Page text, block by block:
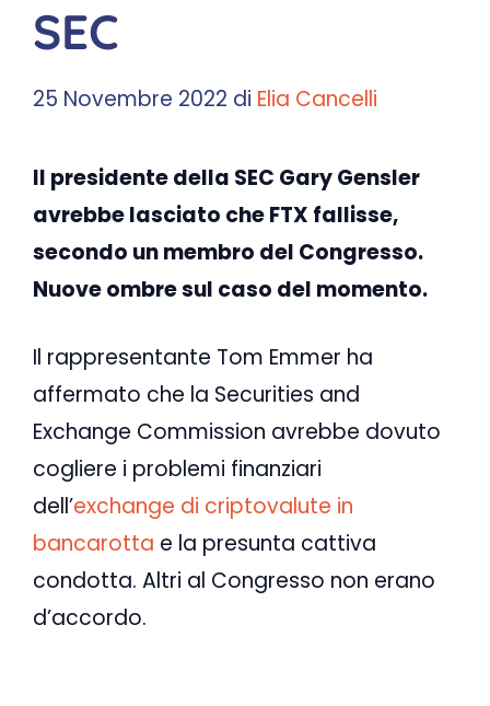
SEC
25 Novembre 2022 di Elia Cancelli
Il presidente della SEC Gary Gensler
avrebbe lasciato che FTX fallisse,
secondo un membro del Congresso.
Nuove ombre sul caso del momento.
Il rappresentante Tom Emmer ha
affermato che la Securities and
Exchange Commission avrebbe dovuto
cogliere i problemi finanziari
dell’exchange di criptovalute in
bancarotta e la presunta cattiva
condotta. Altri al Congresso non erano
d’accordo.